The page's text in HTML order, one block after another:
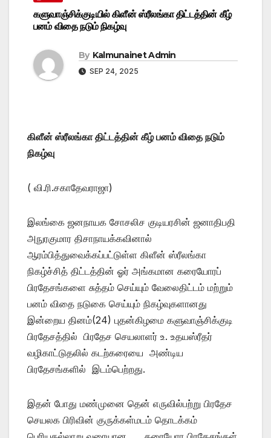
களுவாஞ்சிக்குடியில் கிளீன் ஸ்ரீலங்கா திட்டத்தின் கீழ்
பனம் விதை நடும் நிகழ்வு
By Kalmunainet Admin
SEP 24, 2025
கிளீன் ஸ்ரீலங்கா திட்டத்தின் கீழ் பனம் விதை நடும்
நிகழ்வு
( வி.ரி.சகாதேவராஜா)
இலங்கை ஜனநாயக சோசலிச குடியரசின் ஜனாதிபதி
அநுரகுமார திசாநாயக்கவினால்
ஆரம்பித்துவைக்கப்பட்டுள்ள கிளீன் ஸ்ரீலங்கா
நிகழ்ச்சித் திட்டத்தின் ஓர் அங்கமான கரையோரப்
பிரதேசங்களை சுத்தம் செய்யும் வேலைதிட்டம் மற்றும்
பனம் விதை நடுகை செய்யும் நிகழ்வுகளானது
இன்றைய தினம்(24) புதன்கிழமை களுவாஞ்சிக்குடி
பிரதேசத்தில் பிரதேச செயலாளர் உ. உதயஸ்ரீதர்
வழிகாட்டுதலில் கடற்கரையை அண்டிய
பிரதேசங்களில் இடம்பெற்றது.
இதன் போது மண்முனை தென் எருவில்பற்று பிரதேச
செயலக பிரிவின் குருக்கள்மடம் தொடக்கம்